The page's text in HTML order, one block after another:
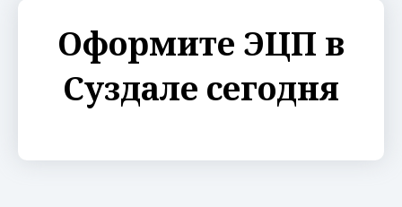
Оформите ЭЦП в
Суздале сегодня